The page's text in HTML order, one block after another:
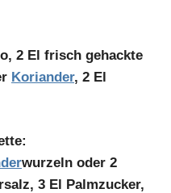
2 El frisch gehackte
Koriander, 2 El
wurzeln oder 2
3 El Palmzucker,